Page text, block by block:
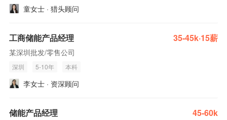
童女士 · 猎头顾问
工商储能产品经理 35-45k·15薪
某深圳批发/零售公司
深圳 5-10年 本科
李女士 · 资深顾问
储能产品经理 45-60k